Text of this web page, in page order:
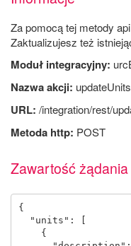
Za pomocą tej metody
Zaktualizujesz też
Moduł integracyjny:
Nazwa akcji: updateUnits
URL: /integration/rest/
Metoda http: POST
Zawartość żądania
{